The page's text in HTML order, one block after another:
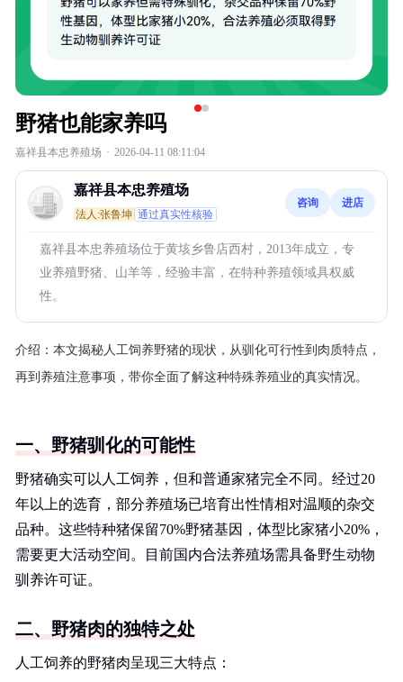
野猪也能家养吗
嘉祥县本忠养殖场 · 2026-04-11 08:11:04
嘉祥县本忠养殖场
法人:张鲁坤 通过真实性核验
咨询 进店
嘉祥县本忠养殖场位于黄垓乡鲁店西村，2013年成立，专
业养殖野猪、山羊等，经验丰富，在特种养殖领域具权威
性。
介绍： 本文揭秘人工饲养野猪的现状，从驯化可行性到肉质特点，
再到养殖注意事项，带你全面了解这种特殊养殖业的真实情况。
一、野猪驯化的可能性
野猪确实可以人工饲养，但和普通家猪完全不同。经过20
年以上的选育，部分养殖场已培育出性情相对温顺的杂交
品种。这些特种猪保留70%野猪基因，体型比家猪小20%，
需要更大活动空间。目前国内合法养殖场需具备野生动物
驯养许可证。
二、野猪肉的独特之处
人工饲养的野猪肉呈现三大特点：